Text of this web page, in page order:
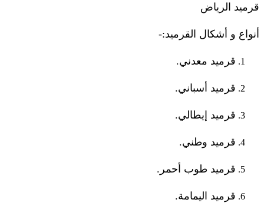
قرميد الرياض
أنواع و أشكال القرميد:-
قرميد معدني.
قرميد أسباني.
قرميد إيطالي.
قرميد وطني.
قرميد طوب أحمر.
قرميد اليمامة.